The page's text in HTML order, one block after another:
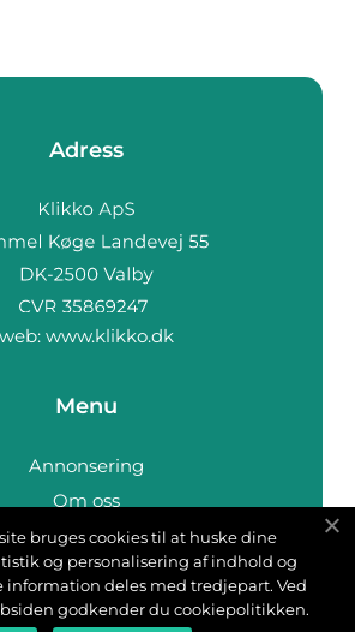
Adress
web: www.klikko.dk
Menu
Annonsering
Om oss
Cookies
Kontakta oss
Sitemap
bruges cookies til at huske dine
og personalisering af indhold og
information deles med tredjepart. Ved
godkender du cookiepolitikken.